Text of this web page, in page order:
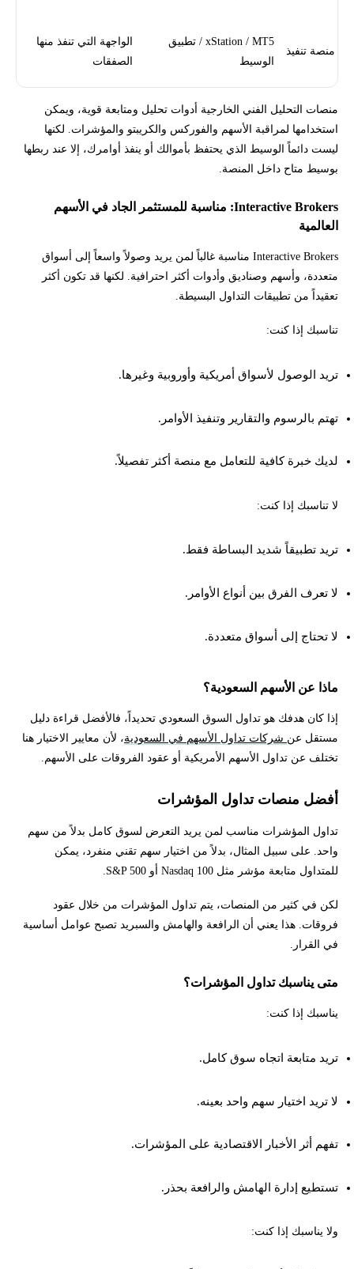
منصة تنفيذ
xStation / MT5 / تطبيق
الوسيط
الواجهة التي تنفذ منها
الصفقات
منصات التحليل الفني الخارجية أدوات تحليل ومتابعة قوية، ويمكن
استخدامها لمراقبة الأسهم والفوركس والكريبتو والمؤشرات. لكنها
ليست دائماً الوسيط الذي يحتفظ بأموالك أو ينفذ أوامرك، إلا عند ربطها
بوسيط متاح داخل المنصة.
Interactive Brokers: مناسبة للمستثمر الجاد في الأسهم
العالمية
Interactive Brokers مناسبة غالباً لمن يريد وصولاً واسعاً إلى أسواق
متعددة، وأسهم وصناديق وأدوات أكثر احترافية. لكنها قد تكون أكثر
تعقيداً من تطبيقات التداول البسيطة.
تناسبك إذا كنت:
تريد الوصول لأسواق أمريكية وأوروبية وغيرها.
تهتم بالرسوم والتقارير وتنفيذ الأوامر.
لديك خبرة كافية للتعامل مع منصة أكثر تفصيلاً.
لا تناسبك إذا كنت:
تريد تطبيقاً شديد البساطة فقط.
لا تعرف الفرق بين أنواع الأوامر.
لا تحتاج إلى أسواق متعددة.
ماذا عن الأسهم السعودية؟
إذا كان هدفك هو تداول السوق السعودي تحديداً، فالأفضل قراءة دليل
مستقل عن شركات تداول الأسهم في السعودية، لأن معايير الاختيار هنا
تختلف عن تداول الأسهم الأمريكية أو عقود الفروقات على الأسهم.
أفضل منصات تداول المؤشرات
تداول المؤشرات مناسب لمن يريد التعرض لسوق كامل بدلاً من سهم
واحد. على سبيل المثال، بدلاً من اختيار سهم تقني منفرد، يمكن
للمتداول متابعة مؤشر مثل Nasdaq 100 أو S&P 500.
لكن في كثير من المنصات، يتم تداول المؤشرات من خلال عقود
فروقات. هذا يعني أن الرافعة والهامش والسبريد تصبح عوامل أساسية
في القرار.
متى يناسبك تداول المؤشرات؟
يناسبك إذا كنت:
تريد متابعة اتجاه سوق كامل.
لا تريد اختيار سهم واحد بعينه.
تفهم أثر الأخبار الاقتصادية على المؤشرات.
تستطيع إدارة الهامش والرافعة بحذر.
ولا يناسبك إذا كنت: